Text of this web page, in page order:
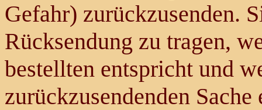
Gefahr) zurückzusenden.
Rücksendung zu tragen,
bestellten entspricht und
zurückzusendenden